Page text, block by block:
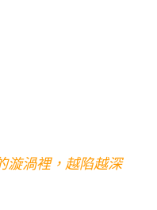
漩渦裡，越陷越深